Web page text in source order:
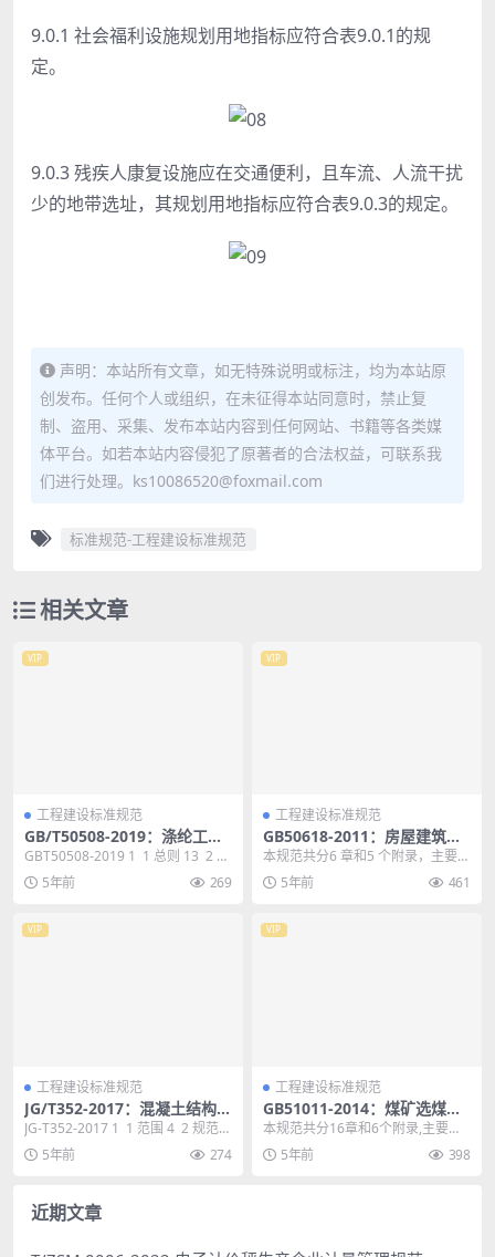
9.0.1 社会福利设施规划用地指标应符合表9.0.1的规
定。
9.0.3 残疾人康复设施应在交通便利，且车流、人流干扰
少的地带选址，其规划用地指标应符合表9.0.3的规定。
声明：本站所有文章，如无特殊说明或标注，均为本站原
创发布。任何个人或组织，在未征得本站同意时，禁止复
制、盗用、采集、发布本站内容到任何网站、书籍等各类媒
体平台。如若本站内容侵犯了原著者的合法权益，可联系我
们进行处理。ks10086520@foxmail.com
标准规范-工程建设标准规范
相关文章
VIP
工程建设标准规范
GB/T50508-2019：涤纶工厂
设计标准
GBT50508-2019 1 1 总则 13 2 术
语和符号 14 2....
5年前 269
VIP
工程建设标准规范
GB50618-2011：房屋建筑和
市政基础设施工程质量检测技
术管理规范
本规范共分6 章和5 个附录，主要内
容包括： 总则、术语、基本规定、
检测机构能力...
5年前 461
VIP
工程建设标准规范
JG/T352-2017：混凝土结构用
成孔芯模
JG-T352-2017 1 1 范围 4 2 规范性
引用文件 4 3 术...
5年前 274
VIP
工程建设标准规范
GB51011-2014：煤矿选煤设
备安装工程施工与验收规范
本规范共分16章和6个附录,主要内
容包括:总则、术语、基本规定、给
煤设备安装工程...
5年前 398
近期文章